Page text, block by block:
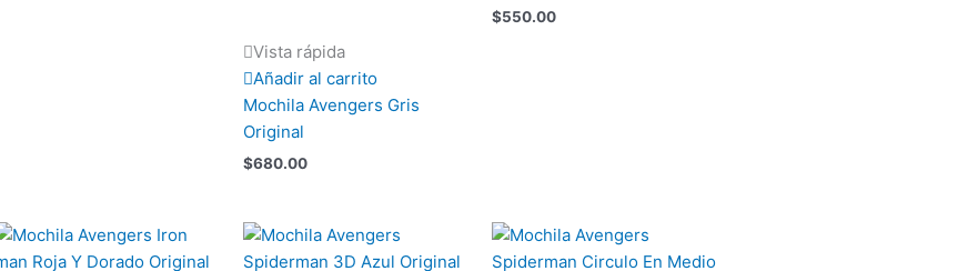
Vista rápida
Añadir al carrito
Mochila Avengers Gris
Original
$680.00
$550.00